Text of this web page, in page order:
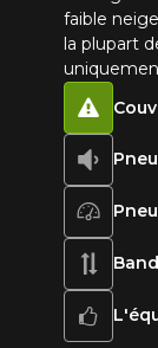
faible
la plupart